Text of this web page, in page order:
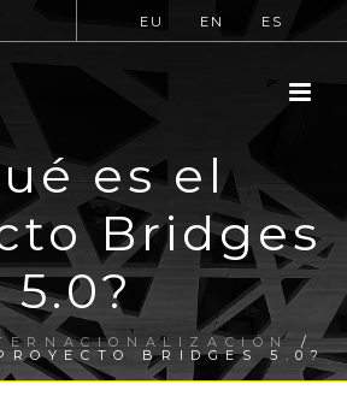
EU EN ES
es el
Bridges
5.0?
/
BRIDGES 5.0?